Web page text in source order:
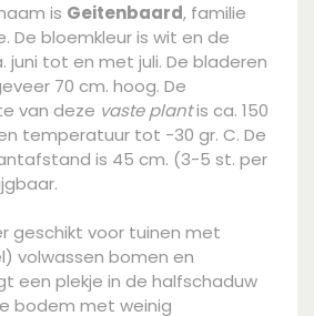
is Geitenbaard, familie
De bloemkleur is wit en de
juni tot en met juli. De bladeren
70 cm. hoog. De
van deze vaste plantis ca. 150
temperatuur tot -30 gr. C. De
is 45 cm. (3-5 st. per
geschikt voor tuinen met
volwassen bomen en
een plekje in de halfschaduw
bodem met weinig